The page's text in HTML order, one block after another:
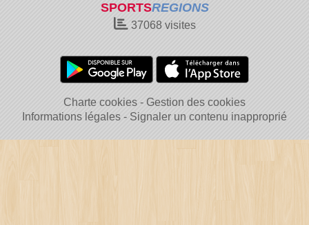
SPORTSREGIONS
37068visites
Charte cookies
Gestion des cookies
Informations légales
Signaler un contenu inapproprié